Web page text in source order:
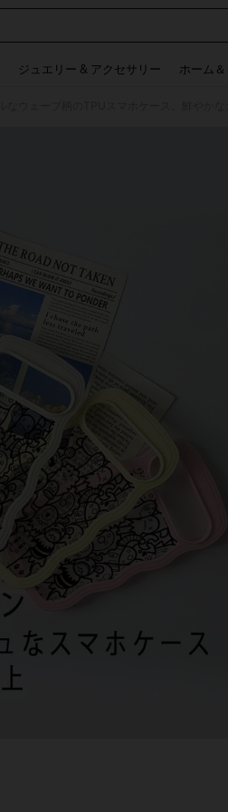
ジュエリー & アクセサリー ホーム